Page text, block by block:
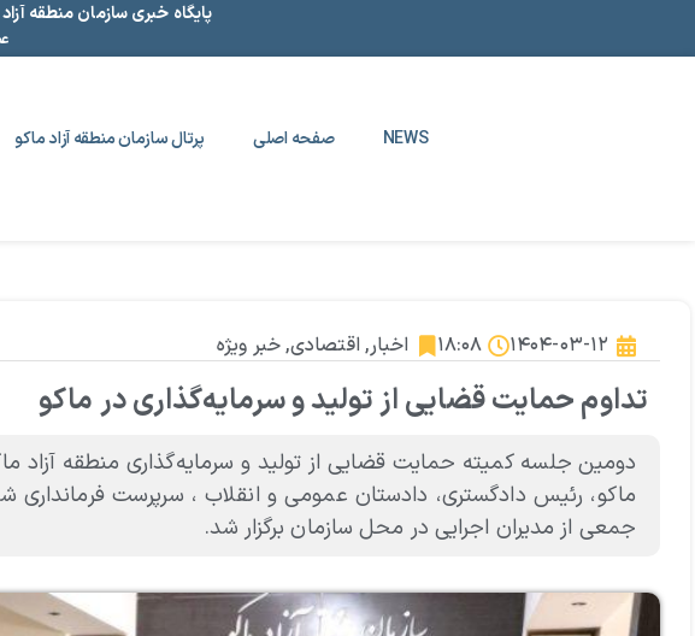
پایگاه خبری سازمان منطقه
NEWS صفحه اصلی پرتال سازمان منطقه آزاد ماکو
۱۴۰۴-۰۳-۱۲ ۱۸:۰۸ اخبار, اقتصادی,خبر ویژه
تداوم حمایت قضایی از تولید و سرمایه‌گذاری در ماکو
دومین جلسه کمیته حمایت قضایی از تولید و سرمایه‌گذاری منطقه آزاد
ماکو، رئیس دادگستری، دادستان عمومی و انقلاب ، سرپرست فرمانداری
جمعی از مدیران اجرایی در محل سازمان برگزار شد.